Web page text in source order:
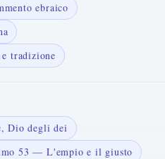
ebraico
tradizione
Dio degli dei
53 — L'empio e il giusto